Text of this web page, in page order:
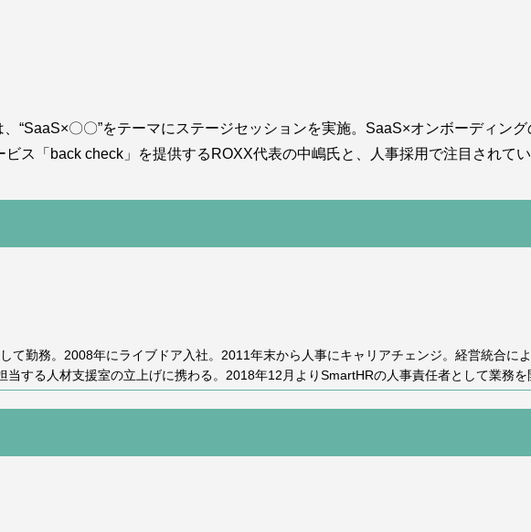
“SaaS×〇〇”をテーマにステージセッションを実施。SaaS×オンボーディン
ス「back check」を提供するROXX代表の中嶋氏と、人事採用で注目されて
て勤務。2008年にライブドア入社。2011年末から人事にキャリアチェンジ。経営統合に
する人材支援室の立上げに携わる。2018年12月よりSmartHRの人事責任者として業務を